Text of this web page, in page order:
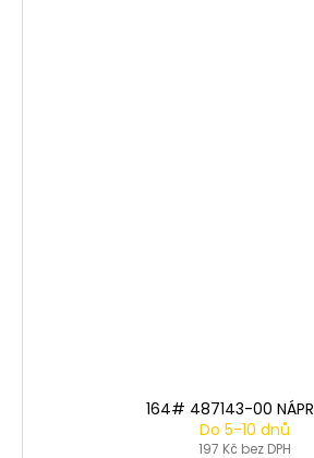
164# 487143-00
Do 5-10 dnů
197 Kč bez DPH